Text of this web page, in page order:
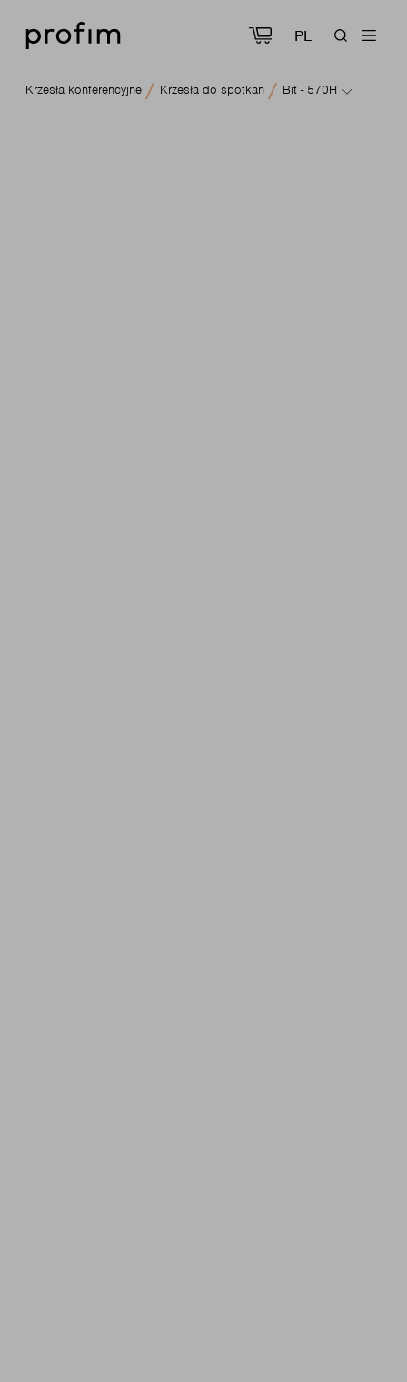
PL
Krzesła konferencyjne Krzesła do spotkań Bit - 570H